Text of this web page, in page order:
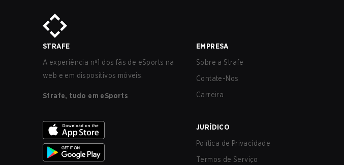
STRAFE
A experiência nº1 dos fãs de eSports na
web e em dispositivos móveis.
Strafe, tudo em eSports
EMPRESA
Sobre a Strafe
Contate-Nos
Carreira
JURÍDICO
Política de Privacidade
Termos de Serviço